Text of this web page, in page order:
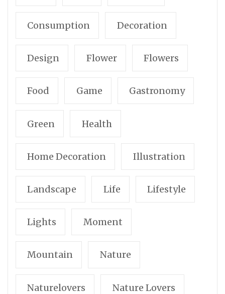
Consumption Decoration
Design Flower Flowers
Food Game Gastronomy
Green Health
Home Decoration Illustration
Landscape Life Lifestyle
Lights Moment
Mountain Nature
Naturelovers Nature Lovers